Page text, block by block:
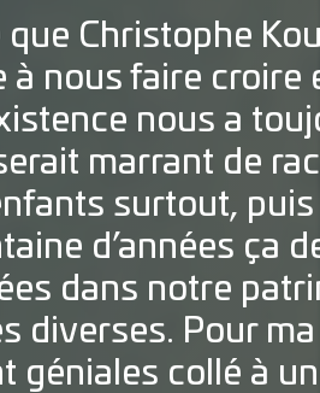
que Christophe
à nous faire
nous a
marrant de
surtout,
d’années ça
dans notre
diverses. Pour
géniales collé à